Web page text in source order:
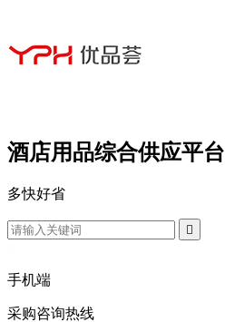
酒店用品综合供应平台
多快好省

手机端
采购咨询热线